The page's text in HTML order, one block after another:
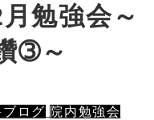
勉強会～
➂～
ログ 院内勉強会